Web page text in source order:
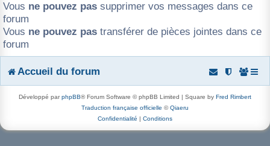
Vous ne pouvez pas supprimer vos messages dans ce
forum
Vous ne pouvez pas transférer de pièces jointes dans ce
forum
Accueil du forum
Développé parphpBB® Forum Software © phpBB Limited | Square by Fred Rimbert
Traduction française officielle ©Qiaeru
Confidentialité | Conditions